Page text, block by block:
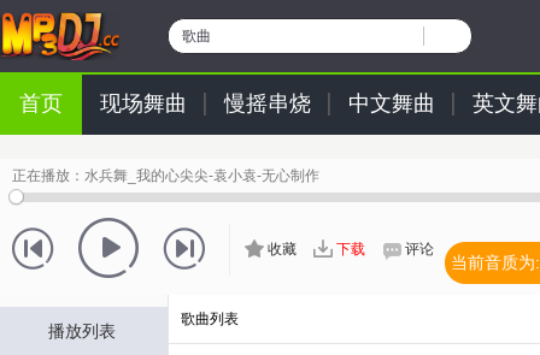
歌曲
首页 现场舞曲 慢摇串烧 中文舞曲 英文
正在播放： 水兵舞_我的心尖尖-袁小袁-无心制作
收藏 下载 评论
当前音质为:
播放列表
歌曲列表